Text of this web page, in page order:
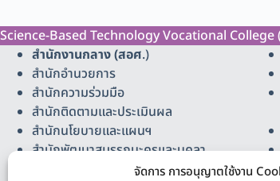
จัดการ การอนุญาตใช้งาน
Science-Based Technology Vocational
สำนักงานกลาง (สอศ.)
สำนักอำนวยการ
สำนักความร่วมมือ
สำนักติดตามและประเมินผล
สำนักนโยบายและแผนฯ
สำนักพัฒนาสมรรถนะครูและบุคลา